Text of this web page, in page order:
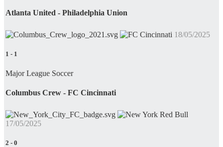
Atlanta United - Philadelphia Union
18/05/2025
1 - 1
Major League Soccer
Columbus Crew - FC Cincinnati
17/05/2025
2 - 0